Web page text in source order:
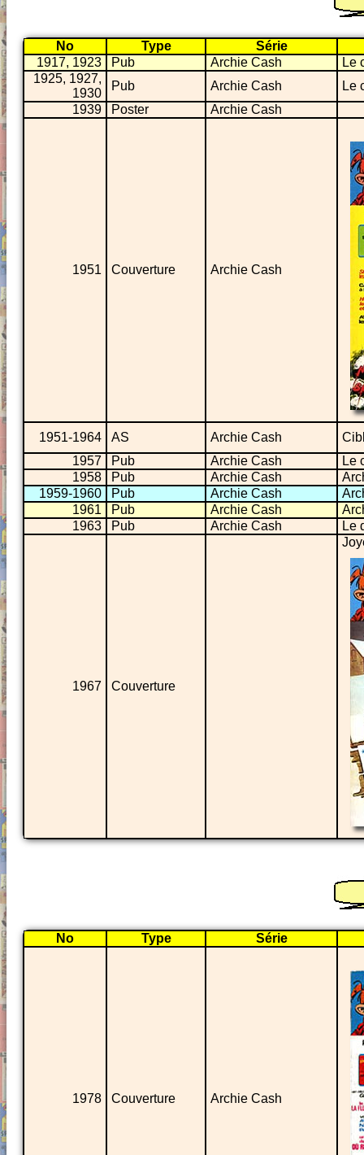
No Type
Série
1917, 1923
Pub Archie Cash
Le
1925, 1927,
1930
Pub Archie Cash
Le
1939
Poster Archie Cash
1951 Couverture Archie Cash
1951-1964 AS Archie Cash
1957
Pub Archie Cash
Le
1958
Pub Archie Cash
1959-1960
Pub Archie Cash
1961
Pub Archie Cash
1963
Pub Archie Cash Le
1967 Couverture
No Type Série
1978 Couverture Archie Cash